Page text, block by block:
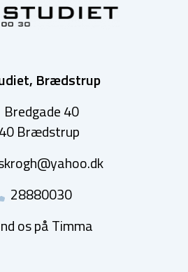
Brædstrup
Bredgade 40
Brædstrup
28880030
os på Timma